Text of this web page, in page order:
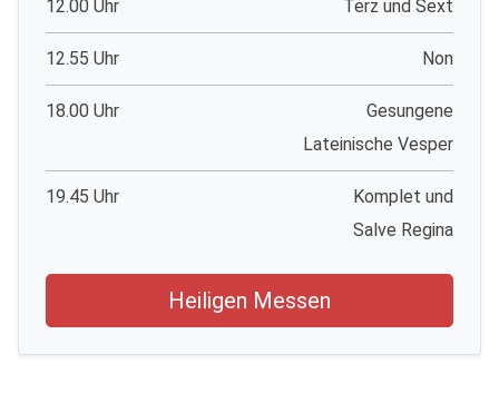
12.00 Uhr Terz und Sext
12.55 Uhr Non
18.00 Uhr
Gesungene
Lateinische Vesper
19.45 Uhr
Komplet und
Salve Regina
Heiligen Messen